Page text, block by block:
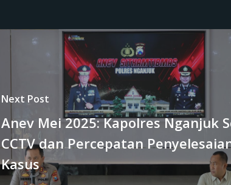
Next Post
Anev Mei 2025: Kapolres Nganjuk
CCTV dan Percepatan
Kasus